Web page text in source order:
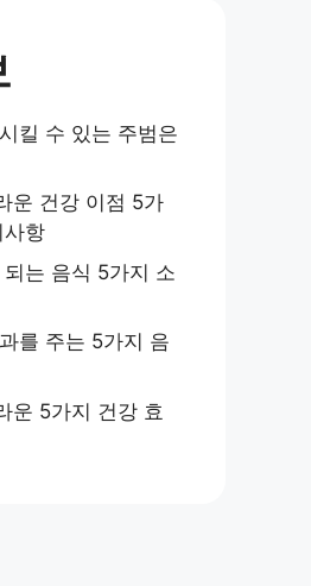
킬 수 있는 주범은
운 건강 이점 5가
사항
는 음식 5가지 소
를 주는 5가지 음
운 5가지 건강 효